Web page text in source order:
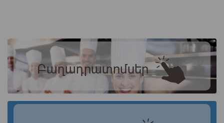
Բաղադրատոմսեր